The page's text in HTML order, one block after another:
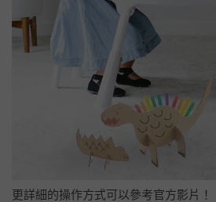
更詳細的操作方式可以參考官方影片！